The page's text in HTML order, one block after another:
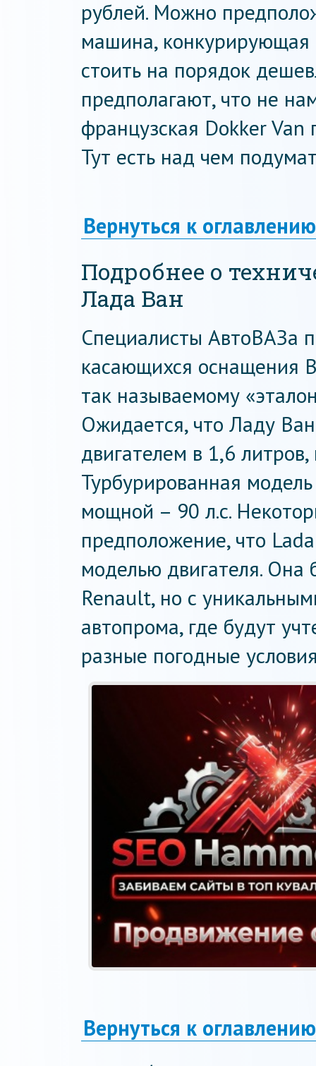
рублей. Можно
машина, конкурирующая
стоить на порядок
предполагают, что не
французская Dokker Van
Тут есть над чем
Вернуться к оглавлению
Подробнее о
Лада Ван
Специалисты АвтоВАЗа
касающихся оснащения
так называемому
Ожидается, что Ладу
двигателем в 1,6
Турбурированная
мощной – 90 л.с.
предположение, что
моделью двигателя. Она
Renault, но с
автопрома, где будут
разные погодные
Вернуться к оглавлению